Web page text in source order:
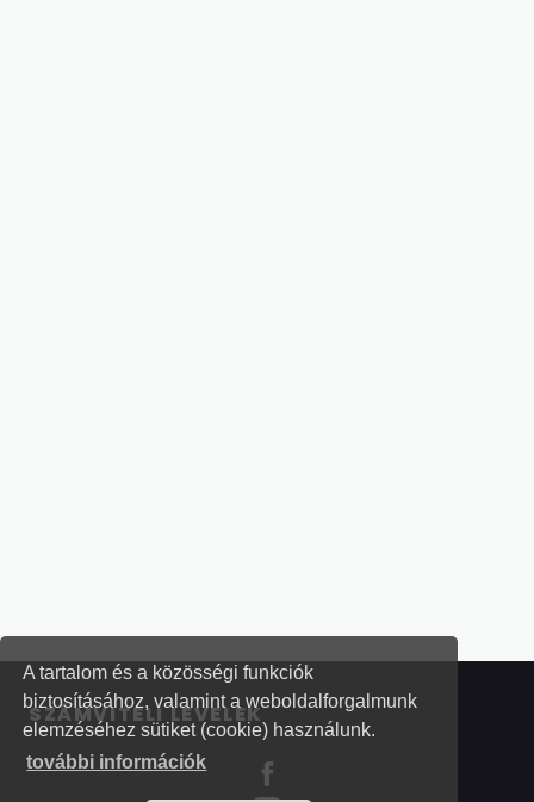
A tartalom és a közösségi funkciók
biztosításához, valamint a weboldalforgalmunk
elemzéséhez sütiket (cookie) használunk.
további információk
SZÁMVITELI LEVELEK